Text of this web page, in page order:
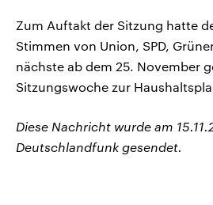
Zum Auftakt der Sitzung hatte
Stimmen von Union, SPD,
nächste ab dem 25. November
Sitzungswoche zur
Diese Nachricht wurde am
Deutschlandfunk gesendet.